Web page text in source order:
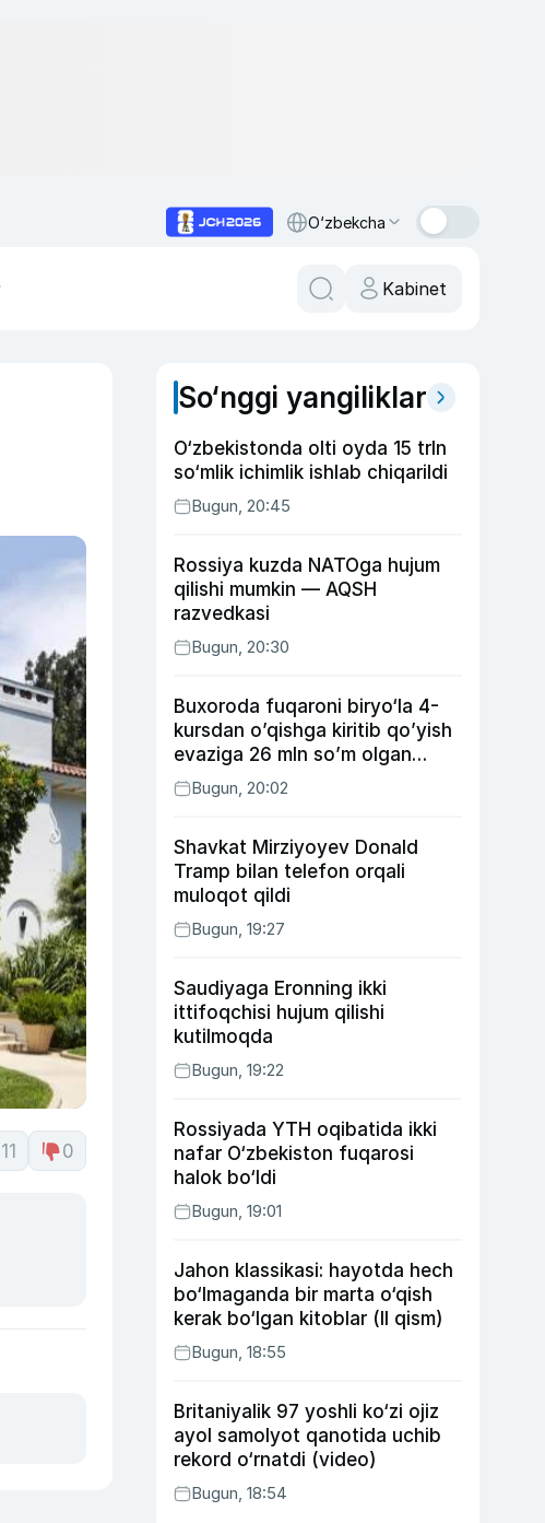
O‘zbekcha
Kabinet
11 0
So‘nggi yangiliklar
O‘zbekistonda olti oyda 15 trln
so‘mlik ichimlik ishlab chiqarildi
Bugun, 20:45
Rossiya kuzda NATOga hujum
qilishi mumkin — AQSH
razvedkasi
Bugun, 20:30
Buxoroda fuqaroni biryo‘la 4-
kursdan o’qishga kiritib qo’yish
evaziga 26 mln so’m olgan
shaxs ushlandi
Bugun, 20:02
Shavkat Mirziyoyev Donald
Tramp bilan telefon orqali
muloqot qildi
Bugun, 19:27
Saudiyaga Eronning ikki
ittifoqchisi hujum qilishi
kutilmoqda
Bugun, 19:22
Rossiyada YTH oqibatida ikki
nafar O‘zbekiston fuqarosi
halok bo‘ldi
Bugun, 19:01
Jahon klassikasi: hayotda hech
bo‘lmaganda bir marta o‘qish
kerak bo‘lgan kitoblar (II qism)
Bugun, 18:55
Britaniyalik 97 yoshli ko‘zi ojiz
ayol samolyot qanotida uchib
rekord o‘rnatdi (video)
Bugun, 18:54